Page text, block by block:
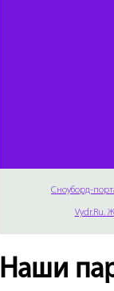
Сноуборд-
Vydr.Ru.
Наши